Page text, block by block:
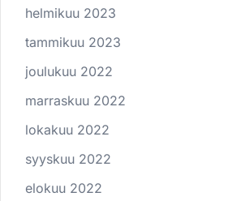
helmikuu 2023
tammikuu 2023
joulukuu 2022
marraskuu 2022
lokakuu 2022
syyskuu 2022
elokuu 2022